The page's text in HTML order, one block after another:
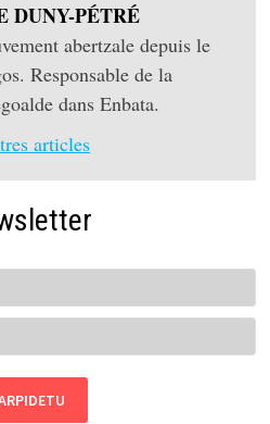
DUNY-PÉTRÉ
abertzale depuis le
Responsable de la
dans Enbata.
articles